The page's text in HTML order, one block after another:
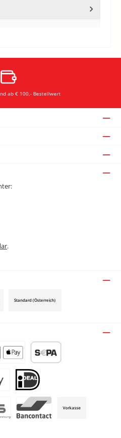
ab € 100,- Bestellwert
.
Standard (Österreich)
/ Google Pay (via Stripe)
SEPA-Lastschrift (via Stripe)
iDeal (via Stripe)
Vorkasse